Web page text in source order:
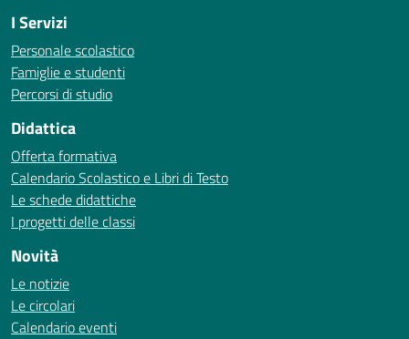
I Servizi
Personale scolastico
Famiglie e studenti
Percorsi di studio
Didattica
Offerta formativa
Calendario Scolastico e Libri di Testo
Le schede didattiche
I progetti delle classi
Novità
Le notizie
Le circolari
Calendario eventi